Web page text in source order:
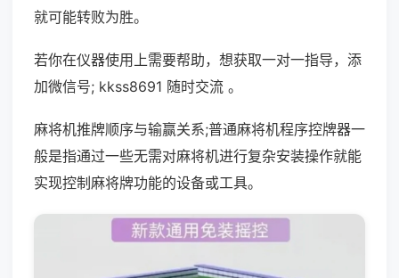
就可能转败为胜。
若你在仪器使用上需要帮助，想获取一对一指导，添
加微信号; kkss8691 随时交流 。
麻将机推牌顺序与输赢关系;普通麻将机程序控牌器一
般是指通过一些无需对麻将机进行复杂安装操作就能
实现控制麻将牌功能的设备或工具。